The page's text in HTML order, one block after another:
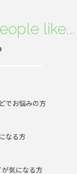
like...
でお悩みの方
なる方
気になる方